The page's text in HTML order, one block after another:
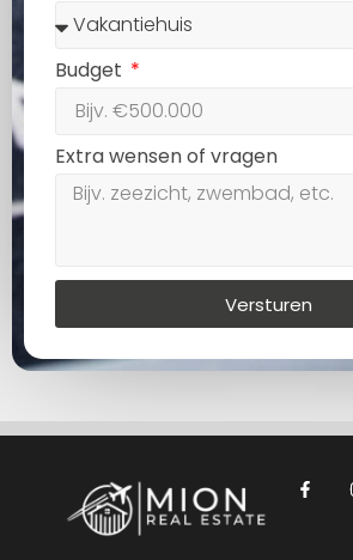
Budget
Extra wensen of vragen
Versturen